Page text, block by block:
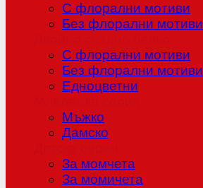
С флорални мотиви
Без флорални мотиви
С флорални мотиви
Без флорални мотиви
Едноцветни
Мъжко
Дамско
За момчета
За момичета